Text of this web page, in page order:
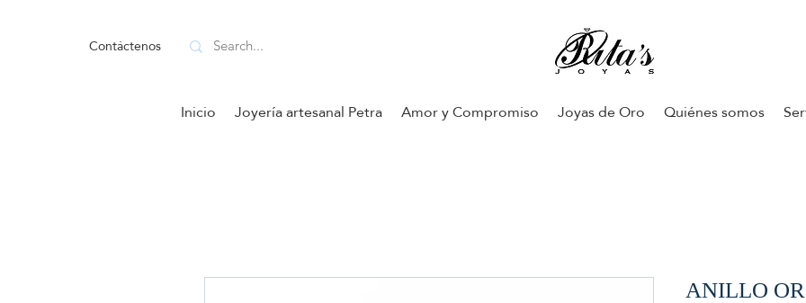
Contáctenos
Inicio Joyería artesanal Petra Amor y Compromiso Joyas de Oro Quiénes somos
ANILLO